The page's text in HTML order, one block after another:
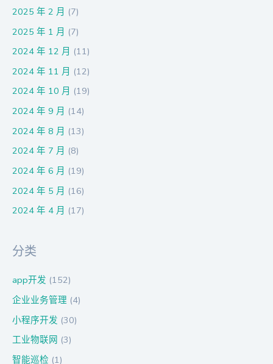
2025 年 2 月 (7)
2025 年 1 月 (7)
2024 年 12 月 (11)
2024 年 11 月 (12)
2024 年 10 月 (19)
2024 年 9 月 (14)
2024 年 8 月 (13)
2024 年 7 月 (8)
2024 年 6 月 (19)
2024 年 5 月 (16)
2024 年 4 月 (17)
分类
app开发 (152)
企业业务管理 (4)
小程序开发 (30)
工业物联网 (3)
智能巡检 (1)